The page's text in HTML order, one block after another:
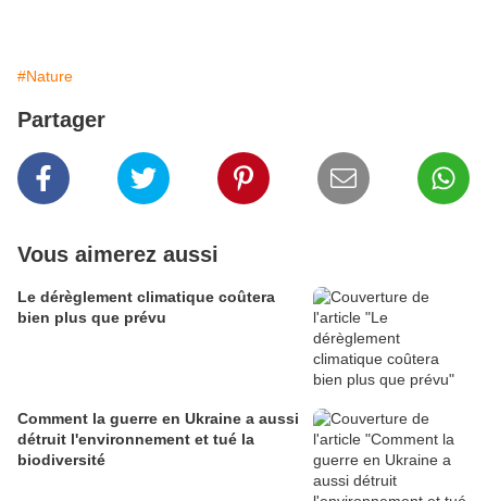
#Nature
Partager
Vous aimerez aussi
Le dérèglement climatique coûtera
bien plus que prévu
Comment la guerre en Ukraine a aussi
détruit l'environnement et tué la
biodiversité